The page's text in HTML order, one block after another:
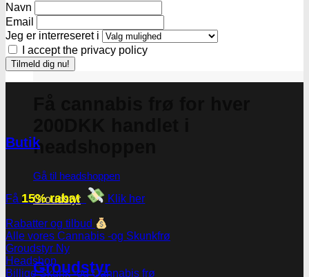
headshoppen
Gå til headshoppen
Groudstyr
Groudstyr
Navn
Email
Jeg er interreseret i
I accept the privacy policy
Butik
Få 15% rabat Klik her
Rabatter og tilbud
Alle vores Cannabis -og Skunkfrø
Groudstyr
Headshop
Billige Skunk -og Cannabis frø